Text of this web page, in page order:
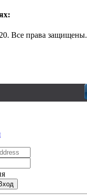
Все права защищены.